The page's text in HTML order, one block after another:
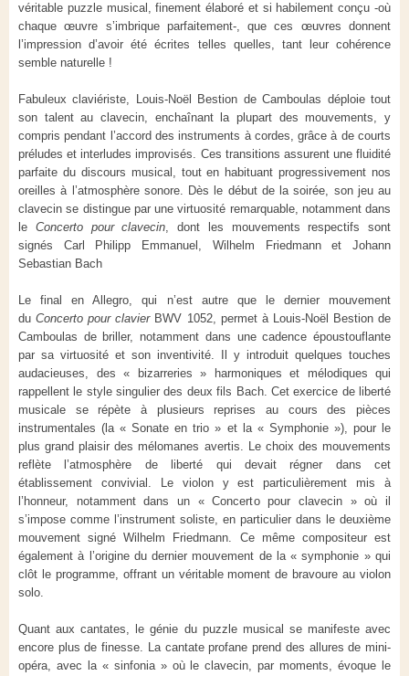
véritable puzzle musical, finement élaboré et si habilement conçu -où
chaque œuvre s’imbrique parfaitement-, que ces œuvres donnent
l’impression d’avoir été écrites telles quelles, tant leur cohérence
semble naturelle !
Fabuleux claviériste, Louis-Noël Bestion de Camboulas déploie tout
son talent au clavecin, enchaînant la plupart des mouvements, y
compris pendant l’accord des instruments à cordes, grâce à de courts
préludes et interludes improvisés. Ces transitions assurent une fluidité
parfaite du discours musical, tout en habituant progressivement nos
oreilles à l’atmosphère sonore. Dès le début de la soirée, son jeu au
clavecin se distingue par une virtuosité remarquable, notamment dans
le Concerto pour clavecin, dont les mouvements respectifs sont
signés Carl Philipp Emmanuel, Wilhelm Friedmann et Johann
Sebastian Bach
Le final en Allegro, qui n’est autre que le dernier mouvement
duConcerto pour clavierBWV 1052, permet à Louis-Noël Bestion de
Camboulas de briller, notamment dans une cadence époustouflante
par sa virtuosité et son inventivité. Il y introduit quelques touches
audacieuses, des « bizarreries » harmoniques et mélodiques qui
rappellent le style singulier des deux fils Bach. Cet exercice de liberté
musicale se répète à plusieurs reprises au cours des pièces
instrumentales (la « Sonate en trio » et la « Symphonie »), pour le
plus grand plaisir des mélomanes avertis. Le choix des mouvements
reflète l’atmosphère de liberté qui devait régner dans cet
établissement convivial. Le violon y est particulièrement mis à
l’honneur, notamment dans un « Concerto pour clavecin » où il
s’impose comme l’instrument soliste, en particulier dans le deuxième
mouvement signé Wilhelm Friedmann. Ce même compositeur est
également à l’origine du dernier mouvement de la « symphonie » qui
clôt le programme, offrant un véritable moment de bravoure au violon
solo.
Quant aux cantates, le génie du puzzle musical se manifeste avec
encore plus de finesse. La cantate profane prend des allures de mini-
opéra, avec la « sinfonia » où le clavecin, par moments, évoque le